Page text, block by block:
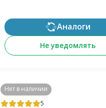
Аналоги
Не уведомлять
Нет в наличии
5